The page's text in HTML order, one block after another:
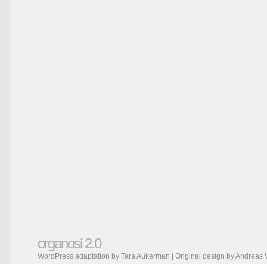
organosi 2.0
WordPress adaptation by Tara Aukerman | Original design byAndreas